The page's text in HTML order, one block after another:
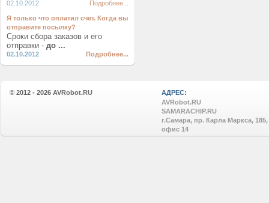
02.10.2012 Подробнее...
Я только что оплатил счет. Когда вы
отправите посылку?
Сроки сбора заказов и его
отправки - до ...
02.10.2012 Подробнее...
© 2012 - 2026 AVRobot.RU
АДРЕС:
AVRobot.RU
SAMARACHIP.RU
г.Самара, пр. Карла Маркса, 185,
офис 14